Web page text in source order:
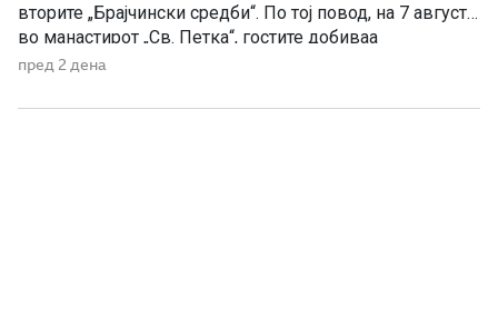
вторите „Брајчински средби“. По тој повод, на 7 август,
во манастирот „Св. Петка“, гостите добиваа
манастирско гравче, а на 08 август ја прославија
забавуваше групата „Фонтара“ […]
пред 2 дена